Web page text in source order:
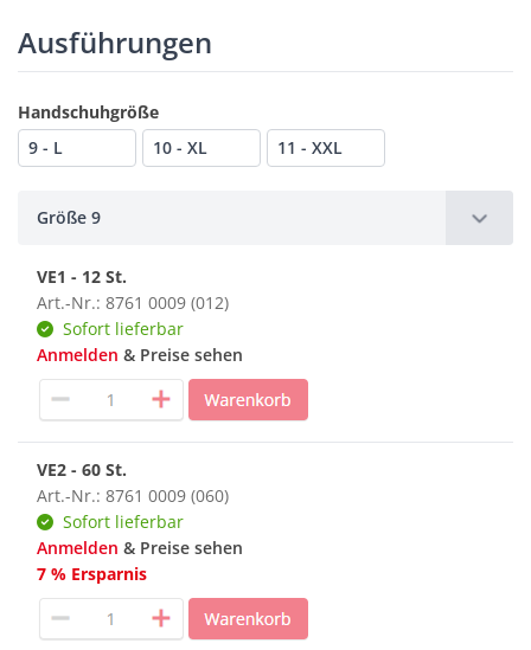
Ausführungen
Handschuhgröße
9 - L
10 - XL 11 - XXL
Größe 9
VE1 - 12 St.
Art.-Nr.: 8761 0009 (012)
Sofort lieferbar
Anmelden & Preise sehen
VE2 - 60 St.
Art.-Nr.: 8761 0009 (060)
Sofort lieferbar
Anmelden & Preise sehen
7 % Ersparnis